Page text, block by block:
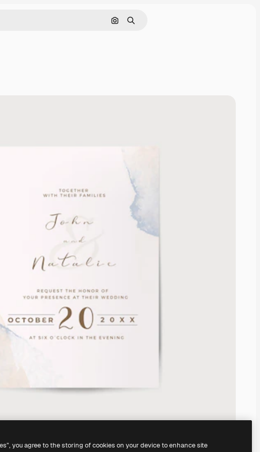
Buscar por imagen
Buscar
you agree to the storing of cookies on your device to enhance site